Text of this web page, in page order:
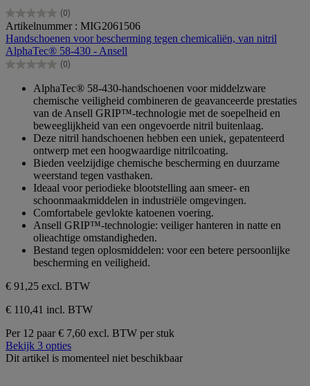
(0)
0.0
van
de
5
sterren.
Artikelnummer : MIG2061506
Handschoenen voor bescherming tegen chemicaliën, van nitril
AlphaTec® 58-430 - Ansell
(0)
0.0
sterren.
AlphaTec® 58-430-handschoenen voor middelzware
chemische veiligheid combineren de geavanceerde prestaties
van de Ansell GRIP™-technologie met de soepelheid en
beweeglijkheid van een ongevoerde nitril buitenlaag.
Deze nitril handschoenen hebben een uniek, gepatenteerd
ontwerp met een hoogwaardige nitrilcoating.
Bieden veelzijdige chemische bescherming en duurzame
weerstand tegen vasthaken.
Ideaal voor periodieke blootstelling aan smeer- en
schoonmaakmiddelen in industriële omgevingen.
Comfortabele gevlokte katoenen voering.
Ansell GRIP™-technologie: veiliger hanteren in natte en
olieachtige omstandigheden.
Bestand tegen oplosmiddelen: voor een betere persoonlijke
bescherming en veiligheid.
€ 91,25 excl. BTW
€ 110,41 incl. BTW
Per 12 paar € 7,60 excl. BTW per stuk
Bekijk 3 opties
Dit artikel is momenteel niet beschikbaar